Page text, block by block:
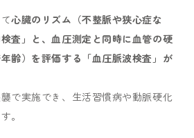
心臓のリズム（不整脈や狭心症な
査」と、血圧測定と同時に血管の硬
齢）を評価する「血圧脈波検査」が
で実施でき、生活習慣病や動脈硬化
。